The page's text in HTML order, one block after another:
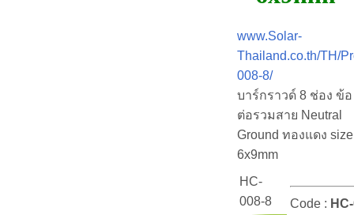
www.Solar-
Thailand.co.th/TH/
008-8/
บาร์กราวด์ 8 ช่อง ข้อ
ต่อรวมสาย Neutral
Ground ทองแดง size
6x9mm
HC-
008-8
Code :